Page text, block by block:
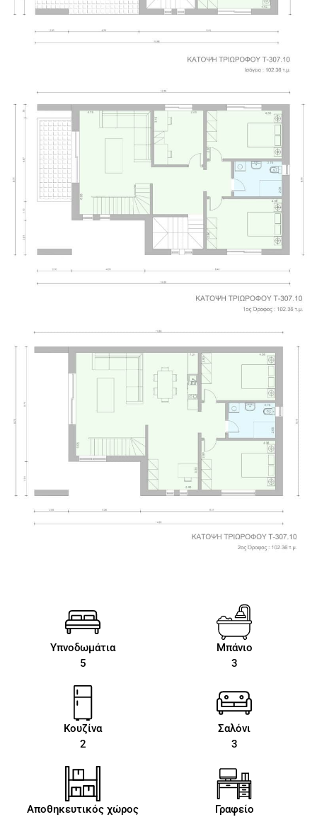
Υπνοδωμάτια
5
Μπάνιο
3
Κουζίνα
2
Σαλόνι
3
Αποθηκευτικός χώρος
Γραφείο